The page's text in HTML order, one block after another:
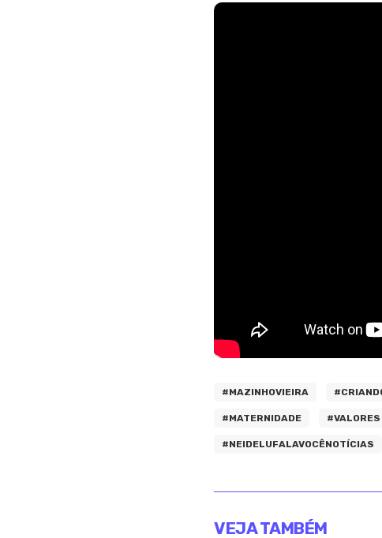
#MAZINHOVIEIRA
#MATERNIDADE #VALORES
#NEIDELUFALAVOCÊNOTÍCIAS
VEJA TAMBÉM